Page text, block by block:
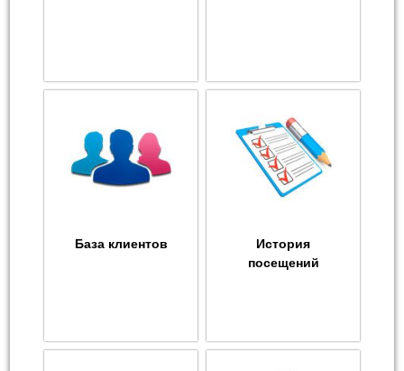
База клиентов
История
посещений